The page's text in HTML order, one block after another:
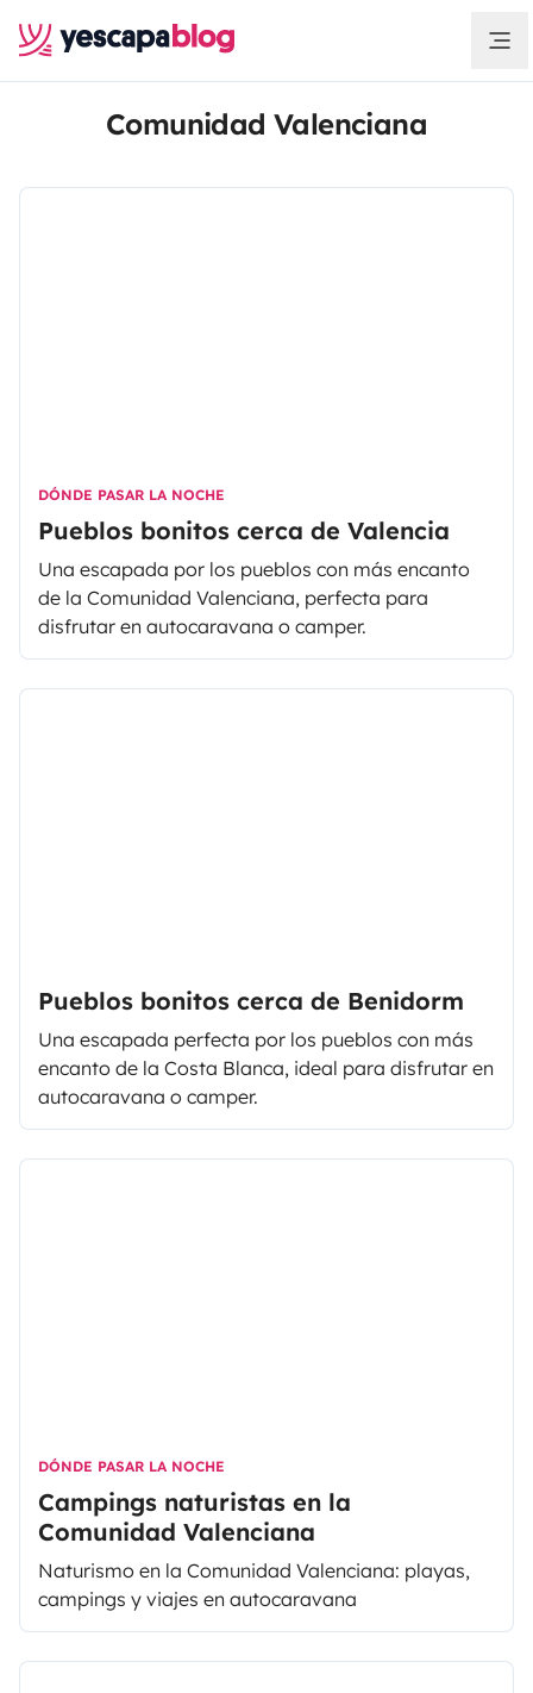
Comunidad Valenciana
DÓNDE PASAR LA NOCHE
Pueblos bonitos cerca de Valencia
Una escapada por los pueblos con más encanto
de la Comunidad Valenciana, perfecta para
disfrutar en autocaravana o camper.
Pueblos bonitos cerca de Benidorm
Una escapada perfecta por los pueblos con más
encanto de la Costa Blanca, ideal para disfrutar en
autocaravana o camper.
DÓNDE PASAR LA NOCHE
Campings naturistas en la
Comunidad Valenciana
Naturismo en la Comunidad Valenciana: playas,
campings y viajes en autocaravana